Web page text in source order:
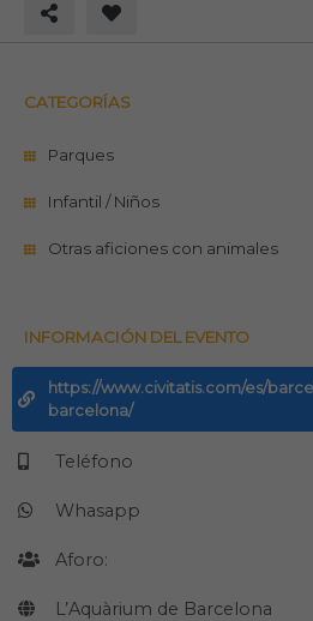
CATEGORÍAS
Parques
Infantil / Niños
Otras aficiones con animales
INFORMACIÓN DEL EVENTO
https://www.civitatis.com/es/
barcelona/
Teléfono
Whasapp
Aforo:
L’Aquàrium de Barcelona